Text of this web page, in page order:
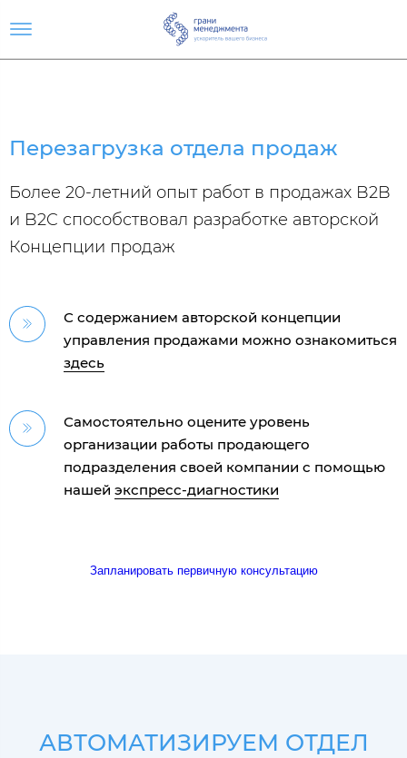
Перезагрузка отдела продаж
Более 20-летний опыт работ в продажах B2B
и B2C способствовал разработке авторской
Концепции продаж
С содержанием авторской концепции
управления продажами можно ознакомиться
здесь
Самостоятельно оцените уровень
организации работы продающего
подразделения своей компании с помощью
нашей экспресс-диагностики
Запланировать первичную консультацию
АВТОМАТИЗИРУЕМ ОТДЕЛ